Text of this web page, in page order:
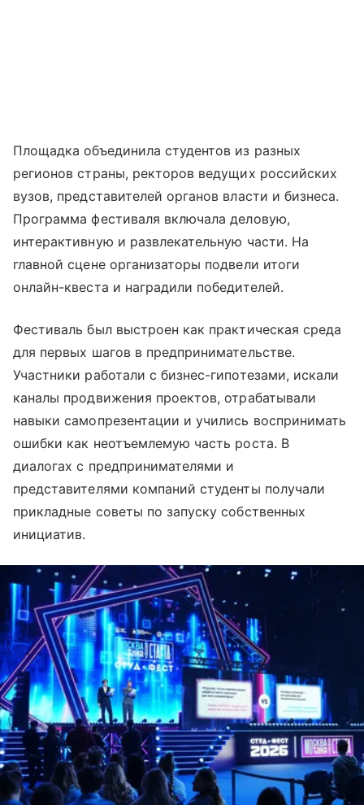
Площадка объединила студентов из разных
регионов страны, ректоров ведущих российских
вузов, представителей органов власти и бизнеса.
Программа фестиваля включала деловую,
интерактивную и развлекательную части. На
главной сцене организаторы подвели итоги
онлайн-квеста и наградили победителей.
Фестиваль был выстроен как практическая среда
для первых шагов в предпринимательстве.
Участники работали с бизнес-гипотезами, искали
каналы продвижения проектов, отрабатывали
навыки самопрезентации и учились воспринимать
ошибки как неотъемлемую часть роста. В
диалогах с предпринимателями и
представителями компаний студенты получали
прикладные советы по запуску собственных
инициатив.